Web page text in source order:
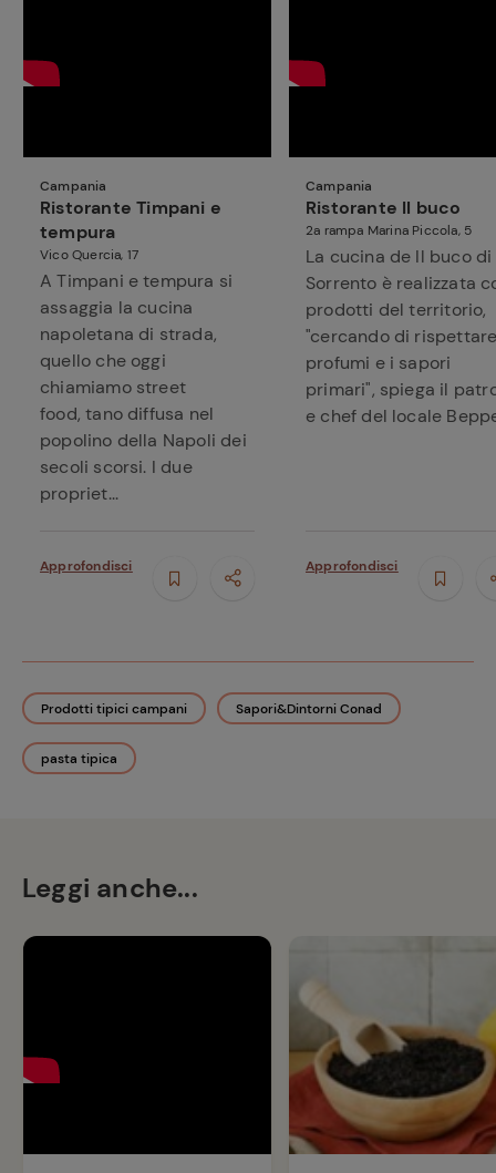
Campania
Ristorante Timpani e
tempura
Vico Quercia, 17
A Timpani e tempura si
assaggia la cucina
napoletana di strada,
quello che oggi
chiamiamo street
food, tano diffusa nel
popolino della Napoli dei
secoli scorsi. I due
propriet...
Approfondisci
Campania
Ristorante Il buco
2a rampa Marina Piccola, 5
La cucina de Il buco di
Sorrento è realizzata
prodotti del territorio,
"cercando di
profumi e i sapori
primari", spiega il
e chef del locale
Approfondisci
Prodotti tipici campani Sapori&Dintorni Conad
pasta tipica
Leggi anche...